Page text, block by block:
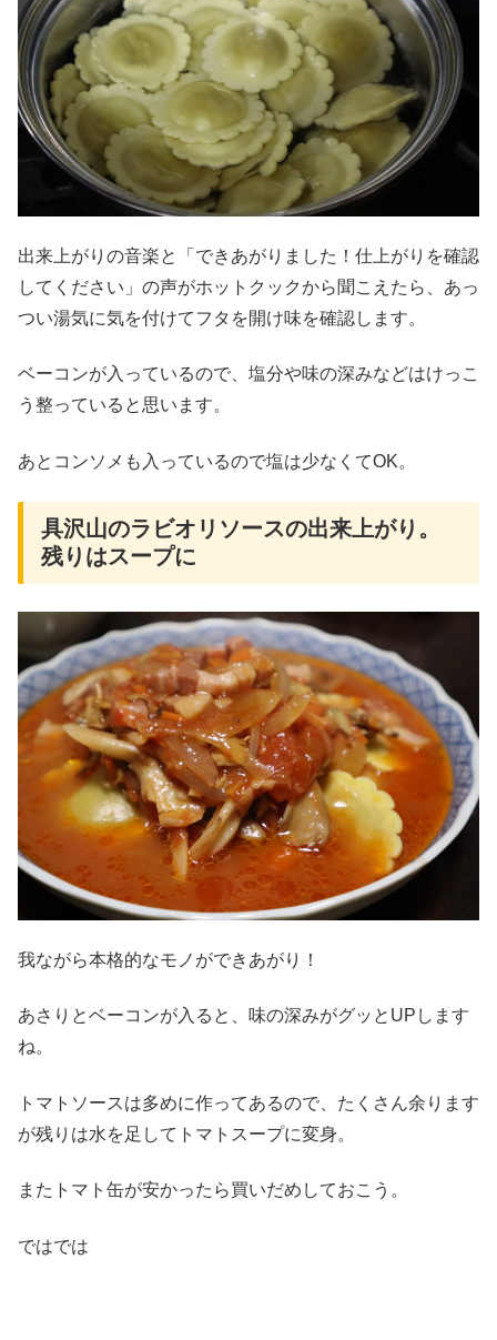
出来上がりの音楽と「できあがりました！仕上がりを確認
してください」の声がホットクックから聞こえたら、あっ
つい湯気に気を付けてフタを開け味を確認します。
ベーコンが入っているので、塩分や味の深みなどはけっこ
う整っていると思います。
あとコンソメも入っているので塩は少なくてOK。
具沢山のラビオリソースの出来上がり。
残りはスープに
我ながら本格的なモノができあがり！
あさりとベーコンが入ると、味の深みがグッとUPします
ね。
トマトソースは多めに作ってあるので、たくさん余ります
が残りは水を足してトマトスープに変身。
またトマト缶が安かったら買いだめしておこう。
ではでは